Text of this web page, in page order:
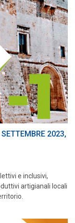
2023,
e inclusivi,
artigianali locali